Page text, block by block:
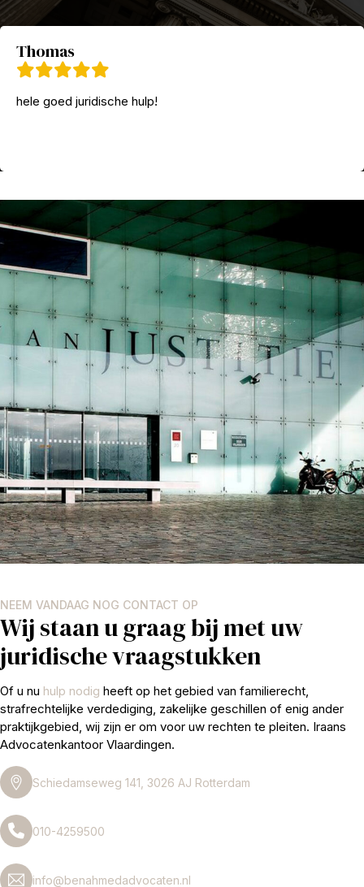
Thomas
hele goed juridische hulp!
NEEM VANDAAG NOG CONTACT OP
Wij staan u graag bij met uw
juridische vraagstukken
Of u nu hulp nodig heeft op het gebied van familierecht,
strafrechtelijke verdediging, zakelijke geschillen of enig ander
praktijkgebied, wij zijn er om voor uw rechten te pleiten. Iraans
Advocatenkantoor Vlaardingen.
Schiedamseweg 141, 3026 AJ Rotterdam
010-4259500
info@benahmedadvocaten.nl